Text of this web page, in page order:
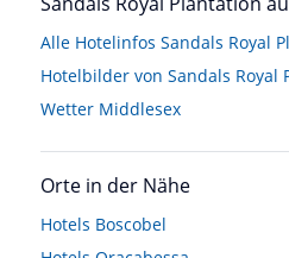
Alle Hotelinfos Sandals Royal
Hotelbilder von Sandals Royal
Wetter Middlesex
Orte in der Nähe
Hotels Boscobel